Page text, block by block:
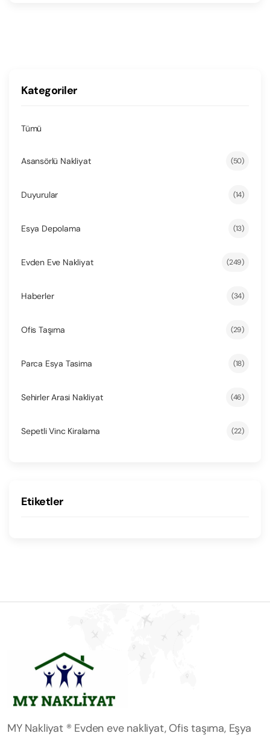
Kategoriler
Tümü
Asansörlü Nakliyat (50)
Duyurular (14)
Esya Depolama (13)
Evden Eve Nakliyat (249)
Haberler (34)
Ofis Taşıma (29)
Parca Esya Tasima (18)
Sehirler Arasi Nakliyat (46)
Sepetli Vinc Kiralama (22)
Etiketler
MY Nakliyat ® Evden eve nakliyat, Ofis taşıma, Eşya